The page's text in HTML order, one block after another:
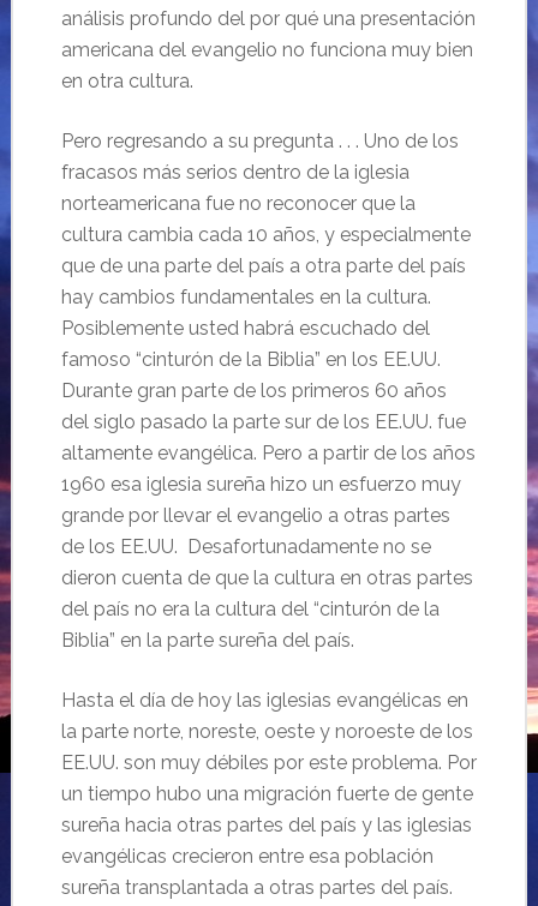
análisis profundo del por qué una presentación
americana del evangelio no funciona muy bien
en otra cultura.
Pero regresando a su pregunta . . . Uno de los
fracasos más serios dentro de la iglesia
norteamericana fue no reconocer que la
cultura cambia cada 10 años, y especialmente
que de una parte del país a otra parte del país
hay cambios fundamentales en la cultura.
Posiblemente usted habrá escuchado del
famoso “cinturón de la Biblia” en los EE.UU.
Durante gran parte de los primeros 60 años
del siglo pasado la parte sur de los EE.UU. fue
altamente evangélica. Pero a partir de los años
1960 esa iglesia sureña hizo un esfuerzo muy
grande por llevar el evangelio a otras partes
de los EE.UU. Desafortunadamente no se
dieron cuenta de que la cultura en otras partes
del país no era la cultura del “cinturón de la
Biblia” en la parte sureña del país.
Hasta el día de hoy las iglesias evangélicas en
la parte norte, noreste, oeste y noroeste de los
EE.UU. son muy débiles por este problema. Por
un tiempo hubo una migración fuerte de gente
sureña hacia otras partes del país y las iglesias
evangélicas crecieron entre esa población
sureña transplantada a otras partes del país.